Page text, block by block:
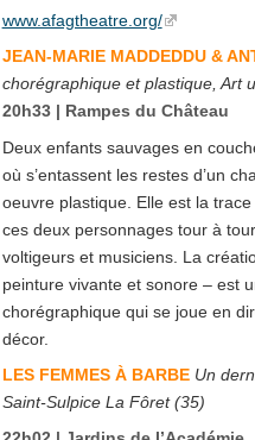
www.afagtheatre.org/
JEAN-MARIE MADDEDDU &
chorégraphique et plastique, Art
20h33 | Rampes du Château
Deux enfants sauvages en
où s’entassent les restes d’un
oeuvre plastique. Elle est la
ces deux personnages tour à
voltigeurs et musiciens. La
peinture vivante et sonore – est
chorégraphique qui se joue en
décor.
LES FEMMES À BARBE Un
Saint-Sulpice La Fôret (35)